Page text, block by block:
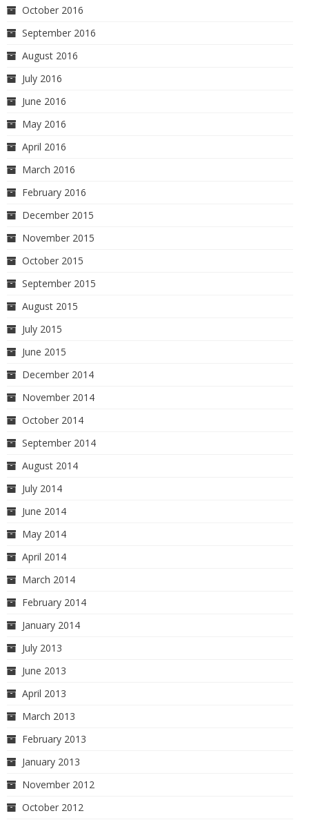
October 2016
September 2016
August 2016
July 2016
June 2016
May 2016
April 2016
March 2016
February 2016
December 2015
November 2015
October 2015
September 2015
August 2015
July 2015
June 2015
December 2014
November 2014
October 2014
September 2014
August 2014
July 2014
June 2014
May 2014
April 2014
March 2014
February 2014
January 2014
July 2013
June 2013
April 2013
March 2013
February 2013
January 2013
November 2012
October 2012